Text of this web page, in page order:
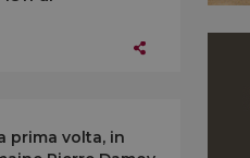
prima volta, in